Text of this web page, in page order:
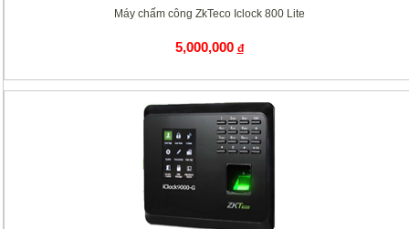
Máy chấm công ZkTeco Iclock 800 Lite
5,000,000 đ